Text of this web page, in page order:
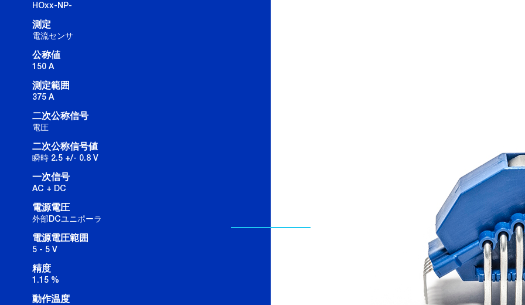
HOxx-NP-
測定
電流センサ
公称値
150 A
測定範囲
375 A
二次公称信号
電圧
二次公称信号値
瞬時 2.5 +/- 0.8 V
一次信号
AC + DC
電源電圧
外部DCユニポーラ
電源電圧範囲
5 - 5 V
精度
1.15 %
動作温度